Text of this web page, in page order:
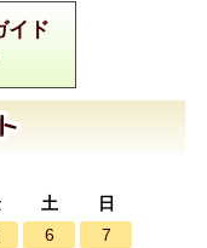
イド
土
日
6
7